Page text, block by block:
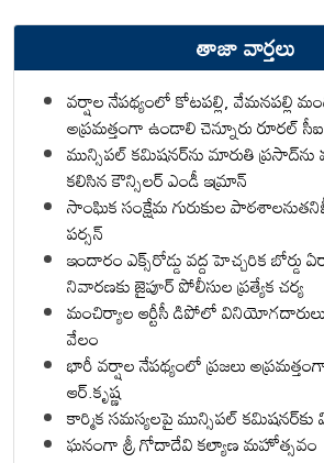
తాజా వార్తలు
వర్షాల నేపథ్యంలో కోటపల్లి, వేమనపల్లి
అప్రమత్తంగా ఉండాలి చెన్నూరు రూరల్ సీఐ
మున్సిపల్ కమిషనర్‌ను మారుతి
కలిసిన కౌన్సిలర్ ఎండీ ఇమ్రాన్ ​
సాంఘిక సంక్షేమ గురుకుల
పర్సన్
ఇందారం ఎక్స్‌రోడ్డు వద్ద హెచ్చరిక బోర్డు
నివారణకు జైపూర్ పోలీసుల ప్రత్యేక చర్య
మంచిర్యాల ఆర్టీసీ డిపోలో వినియోగదారులు
వేలం
భారీ వర్షాల నేపథ్యంలో ప్రజలు
ఆర్.కృష్ణ
కార్మిక సమస్యలపై మున్సిపల్ కమిషనర్‌కు
ఘనంగా శ్రీ గోదాదేవి కల్యాణ మహోత్సవం